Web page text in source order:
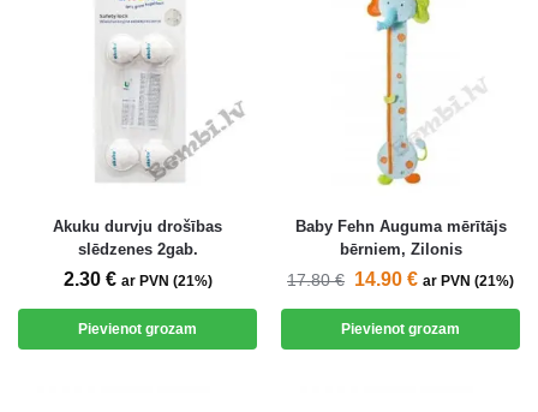
Akuku durvju drošības
slēdzenes 2gab.
2.30 € ar PVN (21%)
Pievienot grozam
Baby Fehn Auguma mērītājs
bērniem, Zilonis
17.80€ 14.90 € ar PVN (21%)
Pievienot grozam